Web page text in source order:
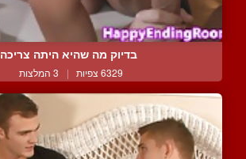
בדיוק מה שהיא היתה צריכה
6329 צפיות | 3 המלצות